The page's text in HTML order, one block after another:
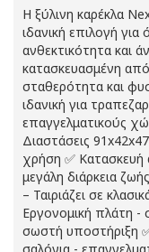
Η ξύλινη καρέκλα
ιδανική επιλογή
ανθεκτικότητα και
κατασκευασμένη
σταθερότητα και
ιδανική για
επαγγελματικούς
Διαστάσεις
χρήση ✅ Κατασκευή
μεγάλη διάρκεια
– Ταιριάζει σε
Εργονομική πλάτη -
σωστή υποστήριξη ✅
σαλόνια -